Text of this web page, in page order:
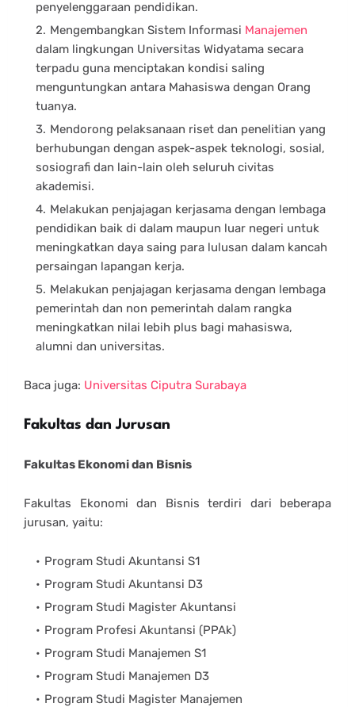
penyelenggaraan pendidikan.
Mengembangkan Sistem Informasi Manajemen
dalam lingkungan Universitas Widyatama secara
terpadu guna menciptakan kondisi saling
menguntungkan antara Mahasiswa dengan Orang
tuanya.
Mendorong pelaksanaan riset dan penelitian yang
berhubungan dengan aspek-aspek teknologi, sosial,
sosiografi dan lain-lain oleh seluruh civitas
akademisi.
Melakukan penjajagan kerjasama dengan lembaga
pendidikan baik di dalam maupun luar negeri untuk
meningkatkan daya saing para lulusan dalam kancah
persaingan lapangan kerja.
Melakukan penjajagan kerjasama dengan lembaga
pemerintah dan non pemerintah dalam rangka
meningkatkan nilai lebih plus bagi mahasiswa,
alumni dan universitas.
Baca juga: Universitas Ciputra Surabaya
Fakultas dan Jurusan
Fakultas Ekonomi dan Bisnis
Fakultas Ekonomi dan Bisnis terdiri dari beberapa
jurusan, yaitu:
Program Studi Akuntansi S1
Program Studi Akuntansi D3
Program Studi Magister Akuntansi
Program Profesi Akuntansi (PPAk)
Program Studi Manajemen S1
Program Studi Manajemen D3
Program Studi Magister Manajemen